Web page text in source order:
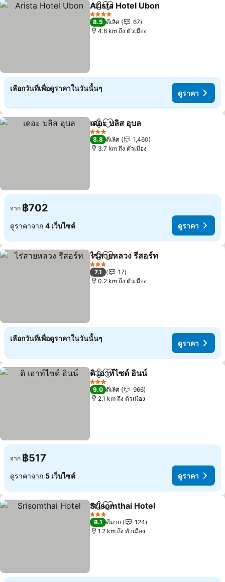
แชร์ เพิ่มในรายการโปรด
Arista Hotel Ubon
4 ดาว
8.5 ดีเลิศ
67
4.8 km ถึง ตัวเมือง
เลือกวันที่เพื่อดูราคาในวันนั้นๆ
ดูราคา
แชร์ เพิ่มในรายการโปรด
เดอะ บลิส อุบล
3 ดาว
8.8 ดีเลิศ
1,460
3.7 km ถึง ตัวเมือง
จาก ฿702
ดูราคาจาก 4 เว็บไซต์ ดูราคา
แชร์ เพิ่มในรายการโปรด
ไร่สายหลวง รีสอร์ท
3 ดาว
7.1
17
0.2 km ถึง ตัวเมือง
เลือกวันที่เพื่อดูราคาในวันนั้นๆ
ดูราคา
แชร์ เพิ่มในรายการโปรด
ดิ เอาท์ไซด์ อินน์
3 ดาว
9.0 ดีเลิศ
966
2.1 km ถึง ตัวเมือง
จาก ฿517
ดูราคาจาก 5 เว็บไซต์ ดูราคา
แชร์ เพิ่มในรายการโปรด
Srisomthai Hotel
3 ดาว
8.1 ดีมาก
124
1.2 km ถึง ตัวเมือง